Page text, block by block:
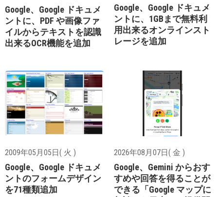
Google、Google ドキュメ
ントに、PDF や画像ファ
イルからテキストを認識
出来るOCR機能を追加
Google、Google ドキュメ
ントに、1GBまで無料利
用出来るオンラインスト
レージを追加
2009年05月05日( 火 )
Google、Google ドキュメ
ントのフォームデザイン
を71種類追加
2026年08月07日( 金 )
Google、Gemini からおす
すめや回答を得ることが
できる「Google マップに